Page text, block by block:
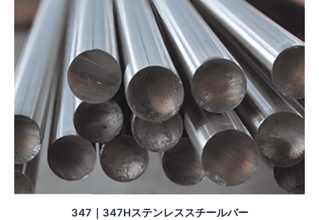
347｜347Hステンレススチールバー